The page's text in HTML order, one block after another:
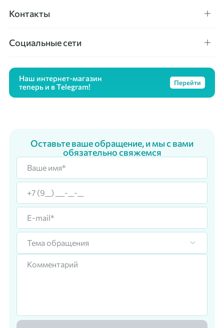
Контакты
Социальные сети
Наш интернет-магазин
теперь и в Telegram!
Перейти
Оставьте ваше обращение, и мы с вами
обязательно свяжемся
Тема обращения